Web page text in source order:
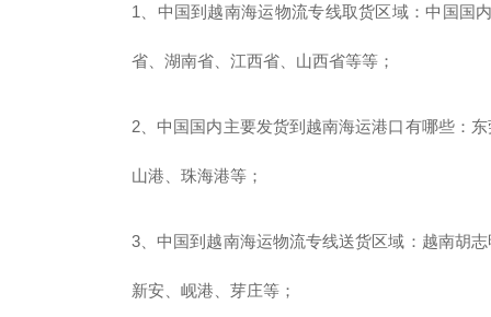
1、中国到越南海运物流专线取货区域：中国国
省、湖南省、江西省、山西省等等；
2、中国国内主要发货到越南海运港口有哪些：
山港、珠海港等；
3、中国到越南海运物流专线送货区域：越南胡
新安、岘港、芽庄等；